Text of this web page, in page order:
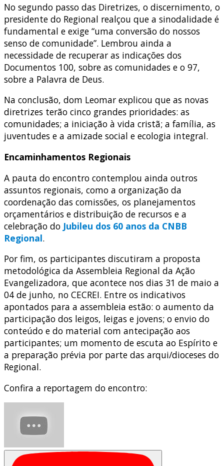
No segundo passo das Diretrizes, o discernimento, o
presidente do Regional realçou que a sinodalidade é
fundamental e exige “uma conversão do nossos
senso de comunidade”. Lembrou ainda a
necessidade de recuperar as indicações dos
Documentos 100, sobre as comunidades e o 97,
sobre a Palavra de Deus.
Na conclusão, dom Leomar explicou que as novas
diretrizes terão cinco grandes prioridades: as
comunidades; a iniciação à vida cristã; a família, as
juventudes e a amizade social e ecologia integral.
Encaminhamentos Regionais
A pauta do encontro contemplou ainda outros
assuntos regionais, como a organização da
coordenação das comissões, os planejamentos
orçamentários e distribuição de recursos e a
celebração do Jubileu dos 60 anos da CNBB
Regional.
Por fim, os participantes discutiram a proposta
metodológica da Assembleia Regional da Ação
Evangelizadora, que acontece nos dias 31 de maio a
04 de junho, no CECREI. Entre os indicativos
apontados para a assembleia estão: o aumento da
participação dos leigos, leigas e jovens; o envio do
conteúdo e do material com antecipação aos
participantes; um momento de escuta ao Espírito e
a preparação prévia por parte das arqui/dioceses do
Regional.
Confira a reportagem do encontro: